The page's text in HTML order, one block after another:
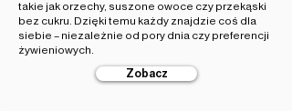
takie jak orzechy, suszone owoce czy przekąski
bez cukru. Dzięki temu każdy znajdzie coś dla
siebie – niezależnie od pory dnia czy preferencji
żywieniowych.
Zobacz